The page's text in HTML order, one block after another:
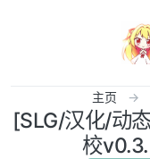
主页
[SLG/汉化/动
校